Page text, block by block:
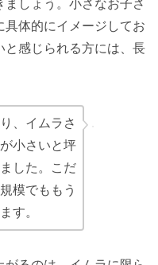
しょう。小さなお子さ
具体的にイメージしてお
と感じられる方には、長
、イムラさ
小さいと坪
した 。こだ
模でももう
す。